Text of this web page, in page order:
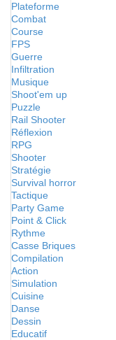
Plateforme
Combat
Course
FPS
Guerre
Infiltration
Musique
Shoot'em up
Puzzle
Rail Shooter
Réflexion
RPG
Shooter
Stratégie
Survival horror
Tactique
Party Game
Point & Click
Rythme
Casse Briques
Compilation
Action
Simulation
Cuisine
Danse
Dessin
Educatif